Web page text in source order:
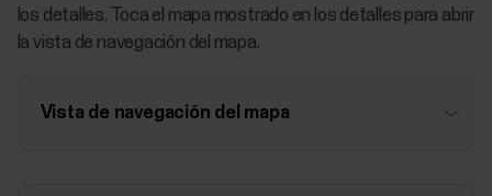
los detalles. Toca el mapa mostrado en los detalles para abrir
la vista de navegación del mapa.
Vista de navegación del mapa